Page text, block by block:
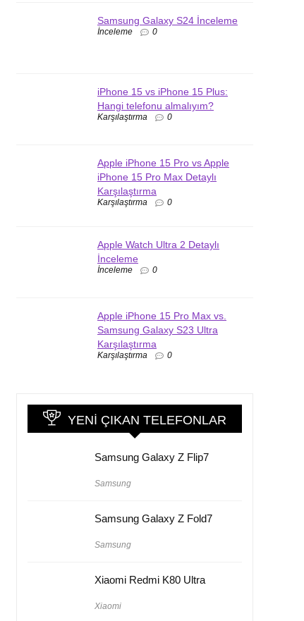
Samsung Galaxy S24 İnceleme
İnceleme 0
iPhone 15 vs iPhone 15 Plus:
Hangi telefonu almalıyım?
Karşılaştırma 0
Apple iPhone 15 Pro vs Apple
iPhone 15 Pro Max Detaylı
Karşılaştırma
Karşılaştırma 0
Apple Watch Ultra 2 Detaylı
İnceleme
İnceleme 0
Apple iPhone 15 Pro Max vs.
Samsung Galaxy S23 Ultra
Karşılaştırma
Karşılaştırma 0
YENI ÇIKAN TELEFONLAR
Samsung Galaxy Z Flip7
Samsung
Samsung Galaxy Z Fold7
Samsung
Xiaomi Redmi K80 Ultra
Xiaomi